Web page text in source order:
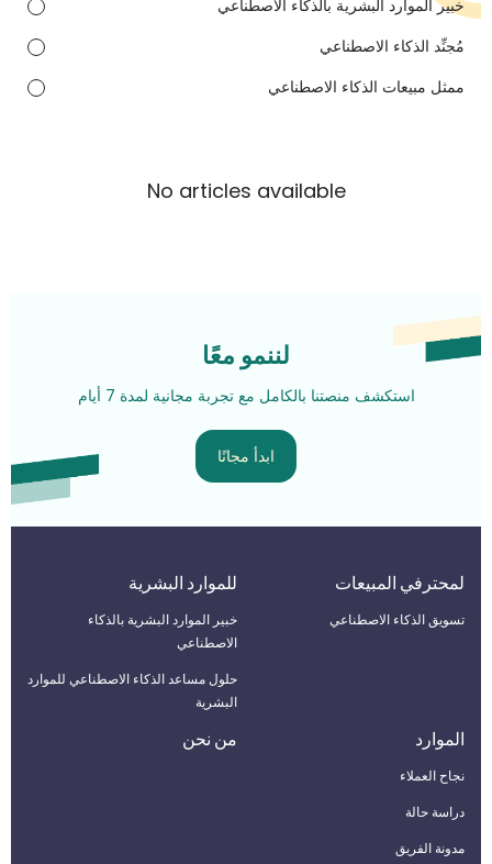
خبير الموارد البشرية بالذكاء الاصطناعي
مُجنِّد الذكاء الاصطناعي
ممثل مبيعات الذكاء الاصطناعي
No articles available
لننمو معًا
استكشف منصتنا بالكامل مع تجربة مجانية لمدة 7 أيام
ابدأ مجانًا
لمحترفي المبيعات
تسويق الذكاء الاصطناعي
للموارد البشرية
خبير الموارد البشرية بالذكاء
الاصطناعي
حلول مساعد الذكاء الاصطناعي للموارد
البشرية
الموارد
نجاح العملاء
دراسة حالة
مدونة الفريق
من نحن